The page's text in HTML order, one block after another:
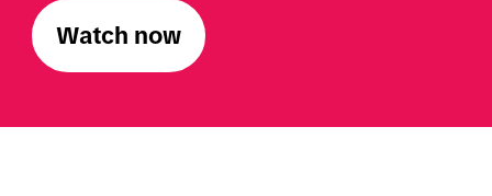
Watch now